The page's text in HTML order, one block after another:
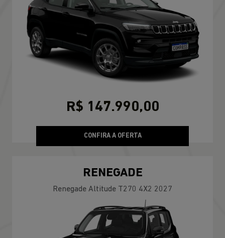
R$ 147.990,00
CONFIRA A OFERTA
RENEGADE
Renegade Altitude T270 4X2 2027